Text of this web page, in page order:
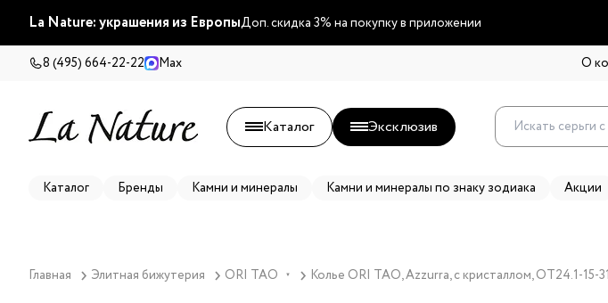
La Nature: украшения из ЕвропыДоп. скидка 3% на покупку в приложении
8 (495) 664-22-22 Max О
Каталог Эксклюзив
Каталог Бренды Камни и минералы Камни и минералы по знаку зодиака Акции
Главная Элитная бижутерия ORI TAO ▼ Колье ORI TAO, Azzurra, с кристаллом, OT24.1-15-